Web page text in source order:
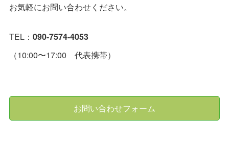
お気軽にお問い合わせください。
TEL：090-7574-4053
（10:00〜17:00 代表携帯）
お問い合わせフォーム